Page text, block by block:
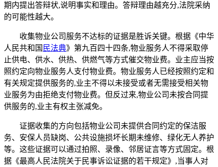
期内提出答辩状,说明事实和理由。答辩理由越充分,法院采纳
的可能性越大。
收集物业公司服务不达标的证据是胜诉关键。根据《中华
人民共和国 民法典》第九百四十四条,物业服务人不得采取停
止供电、供水、供热、供燃气等方式催交物业费。业主应当按
照约定向物业服务人支付物业费。物业服务人已经按照约定和
有关规定提供服务的,业主不得以未接受或者无需接受相关物
业服务为由拒绝支付物业费。但反过来,物业公司未按合同提
供服务的,业主有权主张减免。
证据收集的方向包括物业公司未提供合同约定的保洁服
务、安保人员缺岗、公共设施损坏长期未维修、绿化无人养护
等。这些证据可以通过拍照、录像、邻居证言等方式固定。根
据《最高人民法院关于民事诉讼证据的若干规定》,当事人对